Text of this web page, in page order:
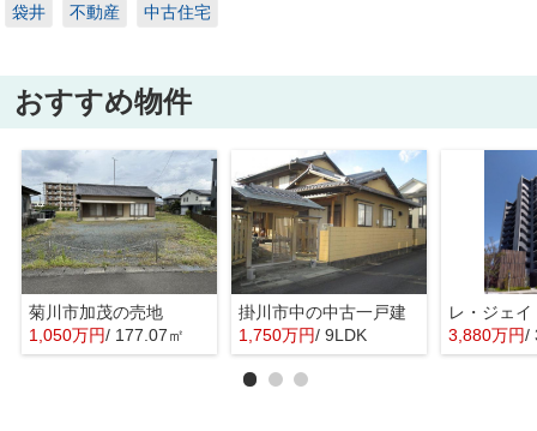
袋井
不動産 中古住宅
おすすめ物件
菊川市加茂の売地
1,050万円/ 177.07㎡
掛川市中の中古一戸建
1,750万円/ 9LDK
レ・ジェ
3,880万円/